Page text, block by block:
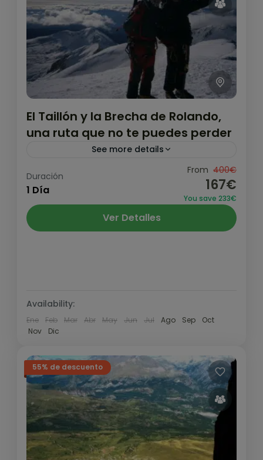
El Taillón y la Brecha de Rolando,
una ruta que no te puedes perder
See more details
La Brecha de Rolando y el Taillón es una
ruta que no puede faltar para cualquier
pirineísta. Un clásico entre los clásicos que
Pirineo y Prepirineo,Valle de Ordesa
Duración
1 Día
From 400€
167€
You save 233€
Ver Detalles
Availability:
Ene Feb Mar Abr May Jun Jul Ago Sep
Oct
Nov
Dic
55% de descuento